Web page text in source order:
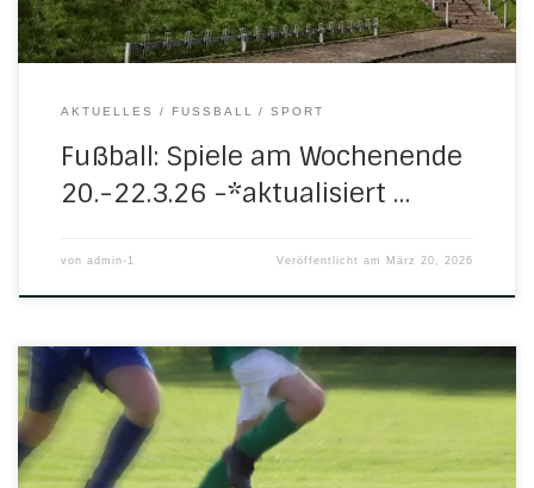
AKTUELLES FUSSBALL SPORT
Fußball: Spiele am Wochenende
20.-22.3.26 -*aktualisiert …
von admin-1 Veröffentlicht am März 20, 2026
„Danke Schiri“ – Ehrung in Bad Emstal Am 6. März 2026 fand
im Parkhotel Emstaler Höhe in Bad Emstal die diesjährige